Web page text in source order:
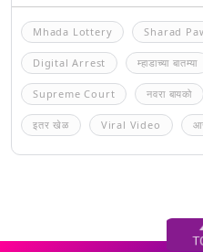
Mhada Lottery Sharad
Digital Arrest म्हाडाच्या बातम्या
Supreme Court नवरा बायको
इतर खेळ Viral Video